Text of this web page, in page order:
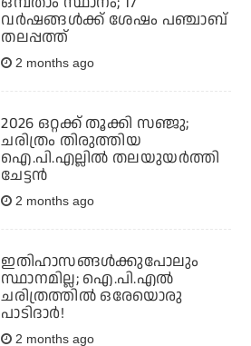
വർഷങ്ങൾക്ക് ശേഷം പഞ്ചാബ്
തലപ്പത്ത്
2 months ago
2026 ഒറ്റക്ക് തൂക്കി സഞ്ജു;
ചരിത്രം തിരുത്തിയ
ഐ.പി.എല്ലിൽ തലയുയർത്തി
ചേട്ടൻ
2 months ago
ഇതിഹാസങ്ങള്‍ക്കുപോലും
സ്ഥാനമില്ല; ഐ.പി.എല്‍
ചരിത്രത്തില്‍ ഒരേയൊരു
പാടിദാര്‍!
2 months ago